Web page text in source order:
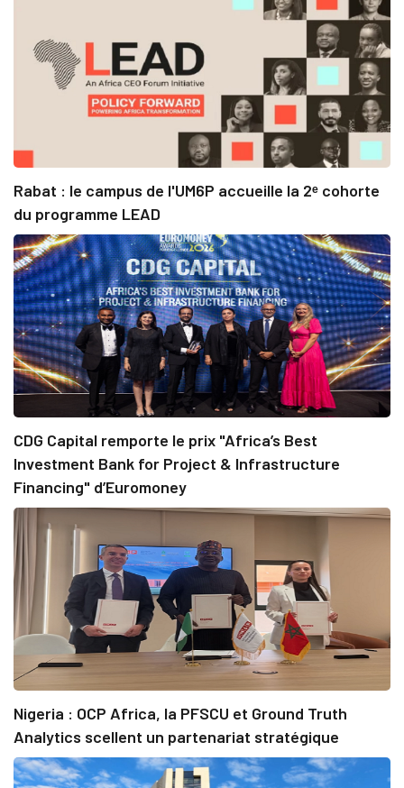
Rabat : le campus de l'UM6P accueille la 2ᵉ cohorte
du programme LEAD
CDG Capital remporte le prix "Africa’s Best
Investment Bank for Project & Infrastructure
Financing" d’Euromoney
Nigeria : OCP Africa, la PFSCU et Ground Truth
Analytics scellent un partenariat stratégique